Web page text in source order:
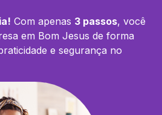
Com apenas 3 passos, você
em Bom Jesus de forma
e segurança no